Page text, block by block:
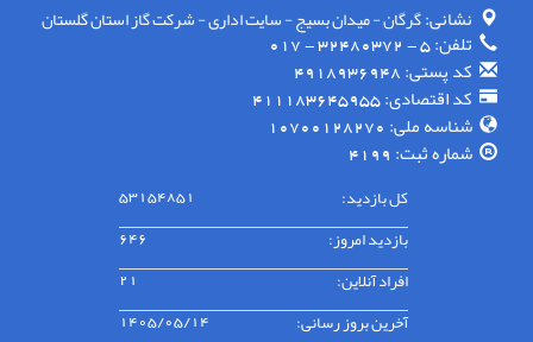
نشانی:گرگان - ميدان بسيج - سايت اداری - شركت گاز استان گلستان
تلفن: 5 - 32480372 - 017
کد پستی: 4918936948
کد اقتصادی: 411183645955
شناسه ملی: 10700128270
شماره ثبت: 4199
کل بازدید: 53154851
بازدید امروز: 646
افراد آنلاین: 21
آخرین بروز رسانی: 1405/05/14